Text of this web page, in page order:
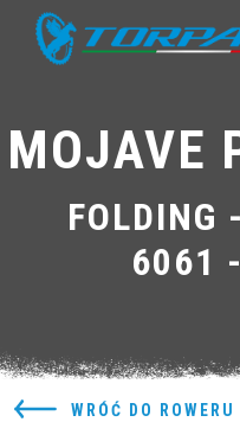
MOJAVE
FOLDING
6061
WRÓĆ DO ROWERU